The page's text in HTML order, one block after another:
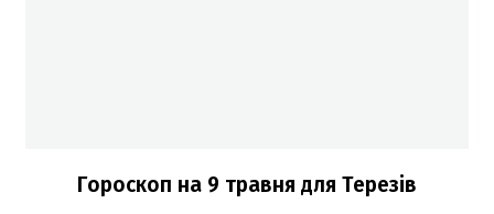
Гороскоп на 9 травня для Терезів